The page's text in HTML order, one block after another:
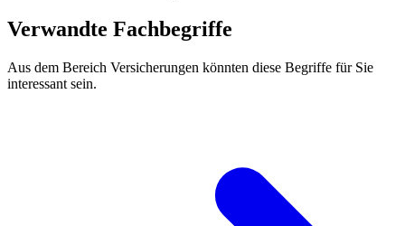
Verwandte Fachbegriffe
Aus dem Bereich Versicherungen könnten diese Begriffe für Sie
interessant sein.